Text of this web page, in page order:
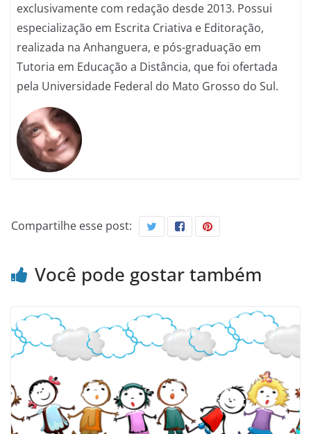
exclusivamente com redação desde 2013. Possui
especialização em Escrita Criativa e Editoração,
realizada na Anhanguera, e pós-graduação em
Tutoria em Educação a Distância, que foi ofertada
pela Universidade Federal do Mato Grosso do Sul.
Compartilhe esse post:
Você pode gostar também